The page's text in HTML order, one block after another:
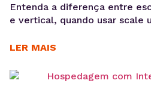
Entenda a diferença entre
e vertical, quando usar scale
faz mais sentido para sua
nem sempre resolve
LER MAIS